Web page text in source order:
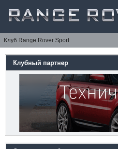
Клуб Range Rover Sport
Клубный партнер